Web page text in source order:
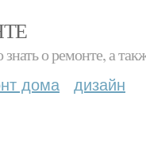
о ремонте, а
дома дизайн